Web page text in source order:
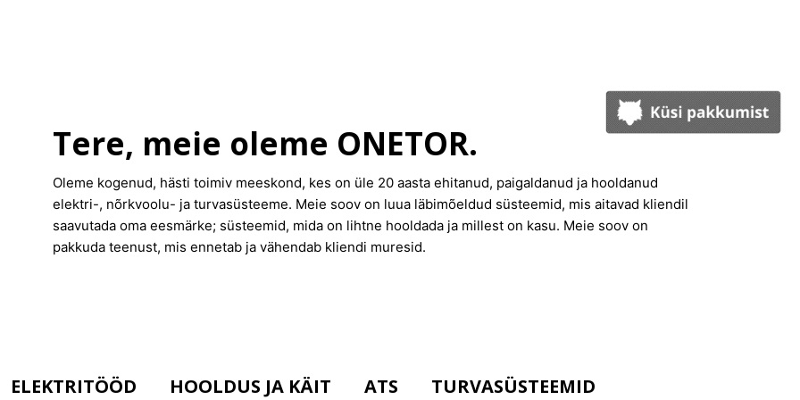
Tere, meie oleme ONETOR.
Oleme kogenud, hästi toimiv meeskond, kes on üle 20 aasta ehitanud, paigaldanud ja hooldanud
elektri-, nõrkvoolu- ja turvasüsteeme. Meie soov on luua läbimõeldud süsteemid, mis aitavad kliendil
saavutada oma eesmärke; süsteemid, mida on lihtne hooldada ja millest on kasu. Meie soov on
pakkuda teenust, mis ennetab ja vähendab kliendi muresid.
ELEKTRITÖÖD HOOLDUS JA KÄIT ATS
TURVASÜSTEEMID